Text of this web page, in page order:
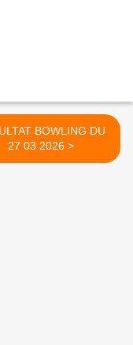
BOWLING DU
27 03 2026 >